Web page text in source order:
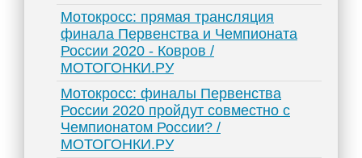
Мотокросс: прямая трансляция
финала Первенства и Чемпионата
России 2020 - Ковров /
МОТОГОНКИ.РУ
Мотокросс: финалы Первенства
России 2020 пройдут совместно с
Чемпионатом России? /
МОТОГОНКИ.РУ